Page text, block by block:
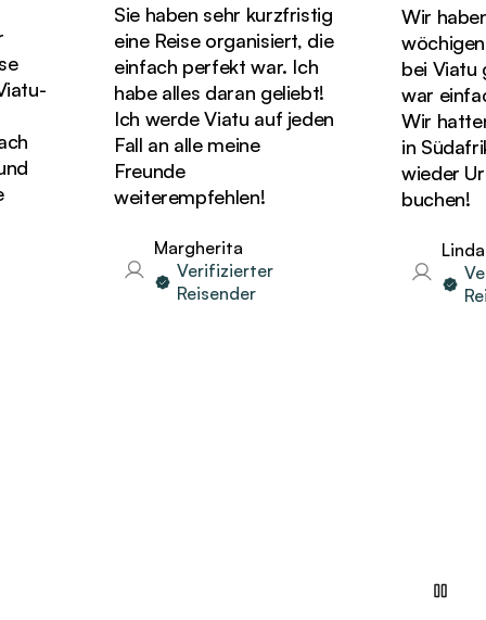
Sie haben sehr kurzfristig
eine Reise organisiert, die
einfach perfekt war. Ich
habe alles daran geliebt!
Ich werde Viatu auf jeden
Fall an alle meine
Freunde
weiterempfehlen!
Margherita
Verifizierter
Reisender
Wir haben
wöchigen
bei Viatu
war
Wir hatten
in
wieder
buchen!
Linda